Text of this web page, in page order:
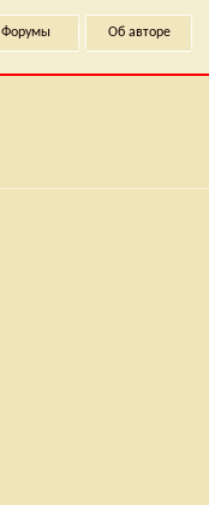
Форумы Об авторе